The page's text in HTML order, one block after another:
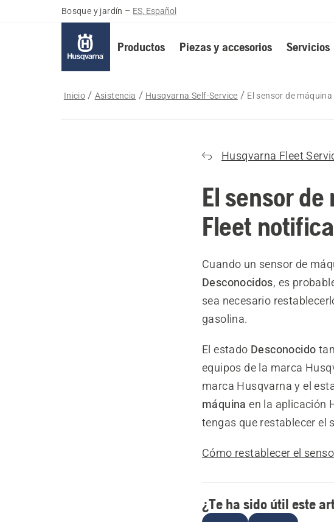
Bosque y jardín – ES, Español
Productos Piezas y accesorios Servicios
Inicio Asistencia Husqvarna Self-Service El sensor de
Husqvarna Fleet
El sensor
Fleet
Cuando un sensor de
Desconocidos, es
sea necesario
gasolina.
El estado Desconocido
equipos de la marca
marca Husqvarna y el
máquina en la aplicación
tengas que restablecer el
Cómo restablecer el
¿Te ha sido útil este